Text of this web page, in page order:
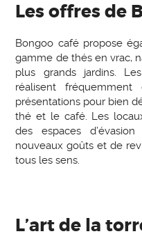
Les offres de
Bongoo café propose
gamme de thés en vrac,
plus grands jardins.
réalisent
présentations pour bien
thé et le café. Les
des espaces
nouveaux goûts et de
tous les sens.
L’art de la